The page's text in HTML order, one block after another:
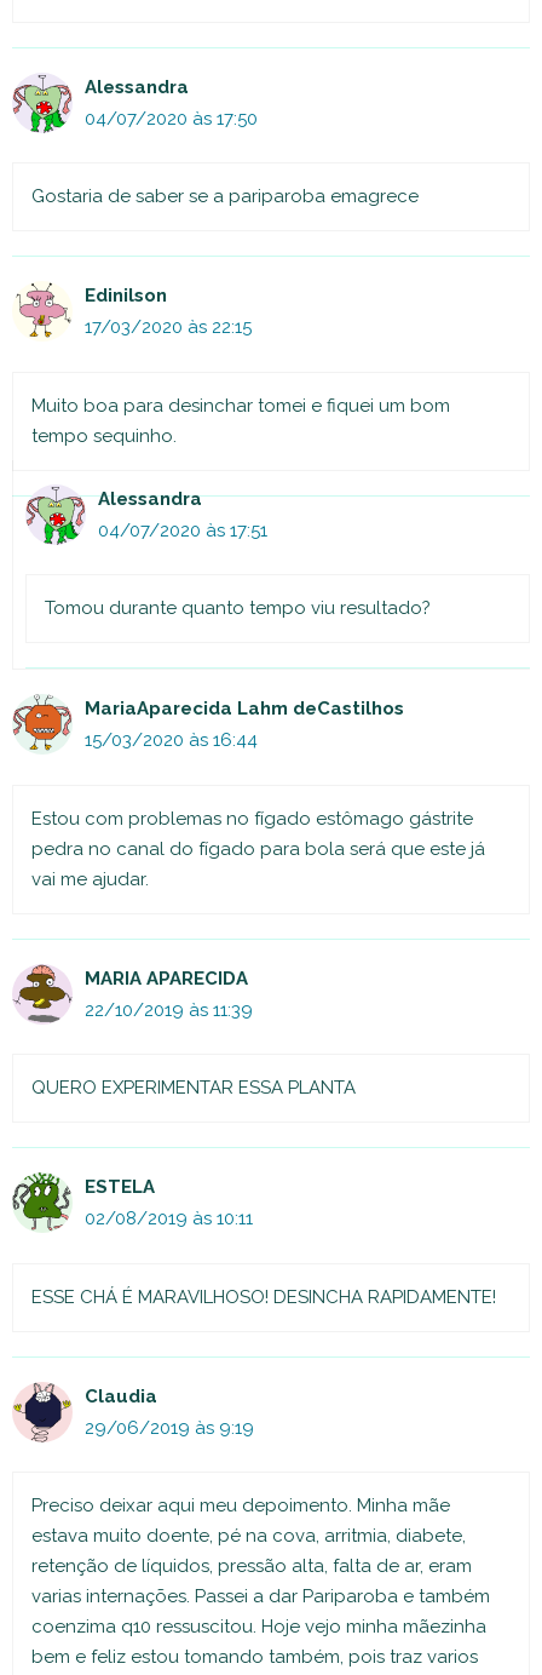
Alessandra
04/07/2020 às 17:50
Gostaria de saber se a pariparoba emagrece
Edinilson
17/03/2020 às 22:15
Muito boa para desinchar tomei e fiquei um bom
tempo sequinho.
Alessandra
04/07/2020 às 17:51
Tomou durante quanto tempo viu resultado?
MariaAparecida Lahm deCastilhos
15/03/2020 às 16:44
Estou com problemas no fígado estômago gástrite
pedra no canal do fígado para bola será que este já
vai me ajudar.
MARIA APARECIDA
22/10/2019 às 11:39
QUERO EXPERIMENTAR ESSA PLANTA
ESTELA
02/08/2019 às 10:11
ESSE CHÁ É MARAVILHOSO! DESINCHA RAPIDAMENTE!
Claudia
29/06/2019 às 9:19
Preciso deixar aqui meu depoimento. Minha mãe
estava muito doente, pé na cova, arritmia, diabete,
retenção de líquidos, pressão alta, falta de ar, eram
varias internações. Passei a dar Pariparoba e também
coenzima q10 ressuscitou. Hoje vejo minha mãezinha
bem e feliz estou tomando também, pois traz varios